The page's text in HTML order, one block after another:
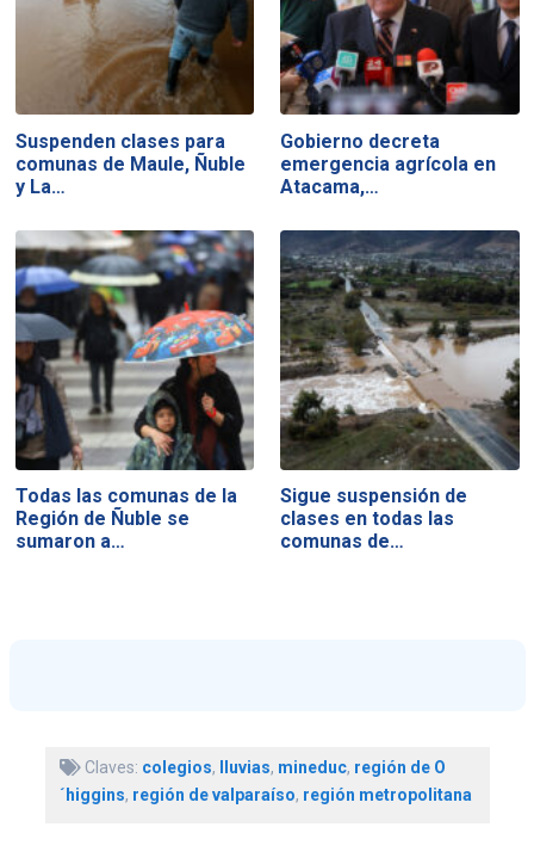
Suspenden clases para
comunas de Maule, Ñuble
y La…
Gobierno decreta
emergencia agrícola en
Atacama,…
Todas las comunas de la
Región de Ñuble se
sumaron a…
Sigue suspensión de
clases en todas las
comunas de…
Claves: colegios, lluvias, mineduc, región de O
´higgins, región de valparaíso, región metropolitana